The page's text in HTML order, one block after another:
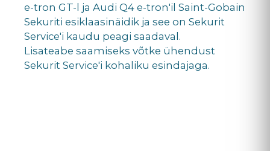
e-tron GT-l ja Audi Q4 e-tron'il Saint-Gobain
Sekuriti esiklaasinäidik ja see on Sekurit
Service'i kaudu peagi saadaval.
Lisateabe saamiseks võtke ühendust
Sekurit Service'i kohaliku esindajaga.